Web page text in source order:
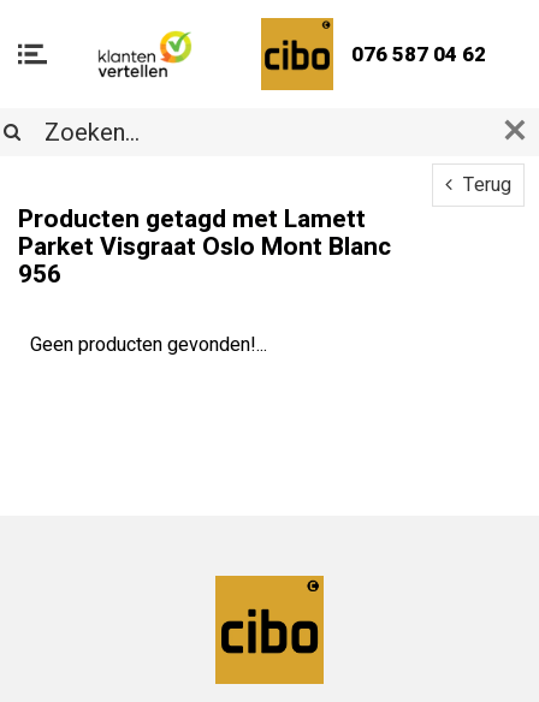
076 587 04 62
Terug
Producten getagd met Lamett
Parket Visgraat Oslo Mont Blanc
956
Geen producten gevonden!...